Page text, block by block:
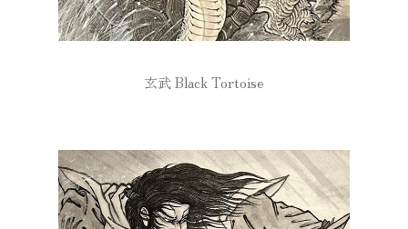
玄武 Black Tortoise